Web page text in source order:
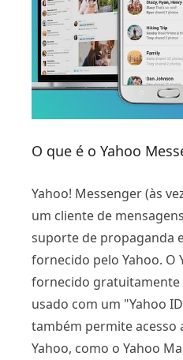
O que é o Yahoo
Yahoo! Messenger (às
um cliente de
suporte de propaganda
fornecido pelo Yahoo. O
fornecido gratuitamente
usado com um "Yahoo
também permite acesso
Yahoo, como o Yahoo